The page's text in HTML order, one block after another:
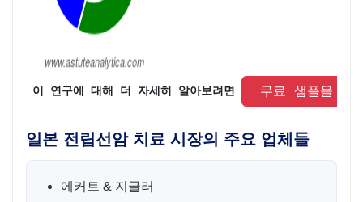
이 연구에 대해 더 자세히 알아보려면 무료 샘플을 요
일본 전립선암 치료 시장의 주요 업체들
에커트 & 지글러